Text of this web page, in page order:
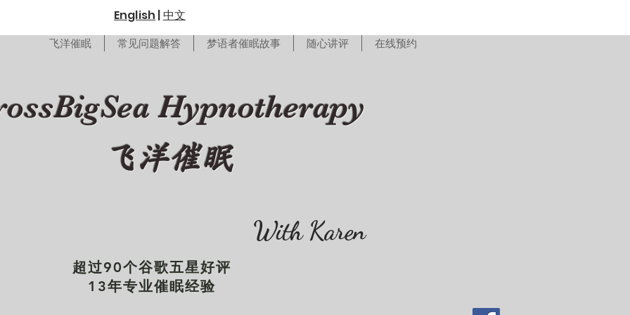
English | 中文
飞洋催眠 常见问题解答 梦语者催眠故事 随心讲评 在线预约
Hypnotherapy
飞洋催眠
With Karen
超过90个谷歌五星好评
13年专业催眠经验